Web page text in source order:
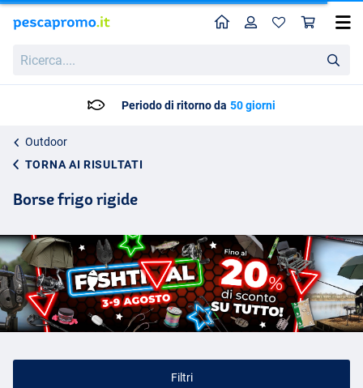
HomeProfilo
Periodo di ritorno da 50 giorni
Outdoor
TORNA AI RISULTATI
Borse frigo rigide
Filtri